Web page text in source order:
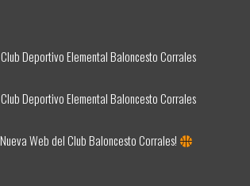
Deportivo Elemental Baloncesto Corrales
Deportivo Elemental Baloncesto Corrales
Web del Club Baloncesto Corrales!